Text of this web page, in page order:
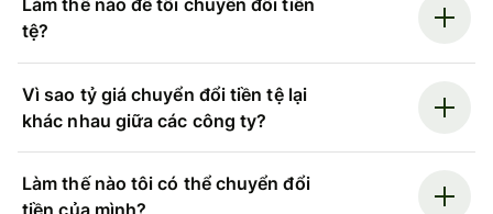
Làm thế nào để tôi chuyển đổi tiền
tệ?
Vì sao tỷ giá chuyển đổi tiền tệ lại
khác nhau giữa các công ty?
Làm thế nào tôi có thể chuyển đổi